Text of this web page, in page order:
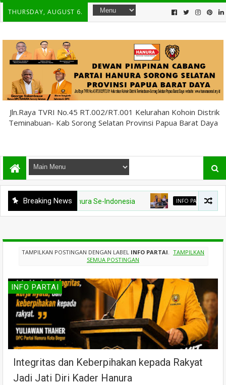
THURSDAY, AUGUST 6.
Jln.Raya TVRI No.45 RT.002/RT.001 Kelurahan Kohoin Distrik
Teminabuan- Kab Sorong Selatan Provinsi Papua Barat Daya
Breaking News INFO PARTAI Sekjen DPP Partai
TAMPILKAN POSTINGAN DENGAN LABEL INFO PARTAI. TAMPILKAN
SEMUA POSTINGAN
INFO PARTAI
Integritas dan Keberpihakan kepada Rakyat
Jadi Jati Diri Kader Hanura